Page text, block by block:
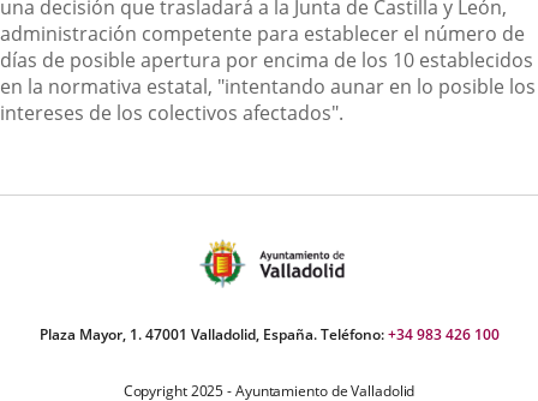
una decisión que trasladará a la Junta de Castilla y León,
administración competente para establecer el número de
días de posible apertura por encima de los 10 establecidos
en la normativa estatal, "intentando aunar en lo posible los
intereses de los colectivos afectados".
Plaza Mayor, 1. 47001 Valladolid, España. Teléfono:+34 983 426 100
Copyright 2025 - Ayuntamiento de Valladolid